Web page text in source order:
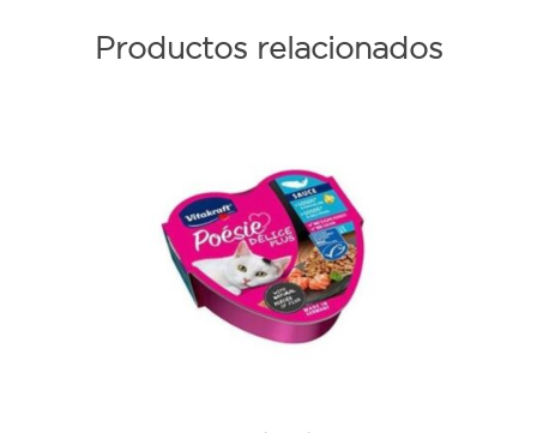
Productos relacionados